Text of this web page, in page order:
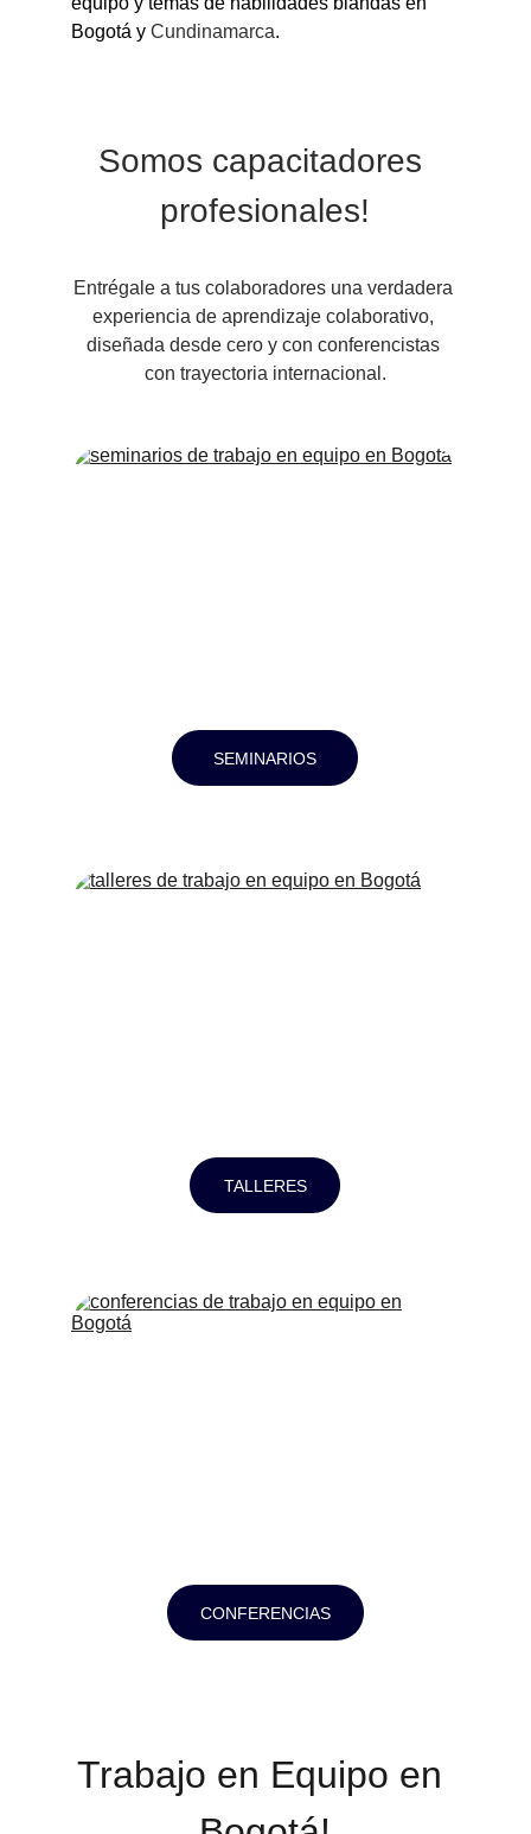
Bogotá y Cundinamarca.
Somos capacitadores
profesionales!
Entrégale a tus colaboradores una verdadera
experiencia de aprendizaje colaborativo,
diseñada desde cero y con conferencistas
con trayectoria internacional.
SEMINARIOS
TALLERES
CONFERENCIAS
Trabajo en Equipo en